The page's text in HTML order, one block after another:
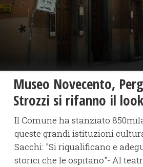
Museo Novecento,
Strozzi si rifanno il look
Il Comune ha stanziato
queste grandi istituzioni
Sacchi: "Si riqualificano e
storici che le ospitano"- Al